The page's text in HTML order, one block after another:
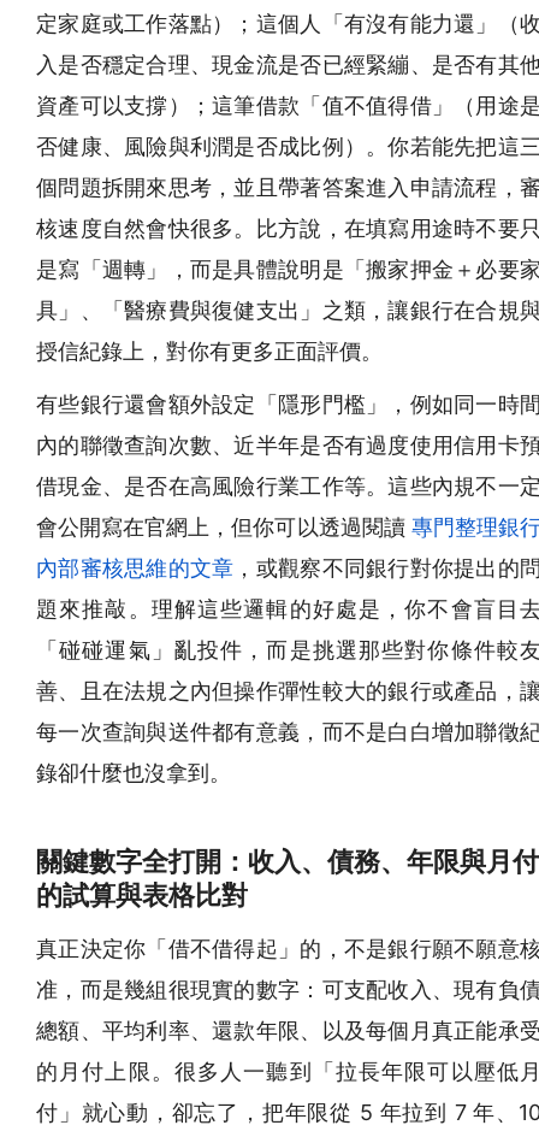
定家庭或工作落點）；這個人「有沒有能力還」（
入是否穩定合理、現金流是否已經緊繃、是否有其
資產可以支撐）；這筆借款「值不值得借」（用途
否健康、風險與利潤是否成比例）。你若能先把這
個問題拆開來思考，並且帶著答案進入申請流程，
核速度自然會快很多。比方說，在填寫用途時不要
是寫「週轉」，而是具體說明是「搬家押金＋必要
具」、「醫療費與復健支出」之類，讓銀行在合規
授信紀錄上，對你有更多正面評價。
有些銀行還會額外設定「隱形門檻」，例如同一時
內的聯徵查詢次數、近半年是否有過度使用信用卡
借現金、是否在高風險行業工作等。這些內規不一
會公開寫在官網上，但你可以透過閱讀專門整理銀
內部審核思維的文章 ，或觀察不同銀行對你提出的
題來推敲。理解這些邏輯的好處是，你不會盲目
「碰碰運氣」亂投件，而是挑選那些對你條件較
善、且在法規之內但操作彈性較大的銀行或產品，
每一次查詢與送件都有意義，而不是白白增加聯徵
錄卻什麼也沒拿到。
關鍵數字全打開：收入、債務、年限與月付
的試算與表格比對
真正決定你「借不借得起」的，不是銀行願不願意
准，而是幾組很現實的數字：可支配收入、現有負
總額、平均利率、還款年限、以及每個月真正能承
的月付上限。很多人一聽到「拉長年限可以壓低
付」就心動，卻忘了，把年限從 5 年拉到 7 年、